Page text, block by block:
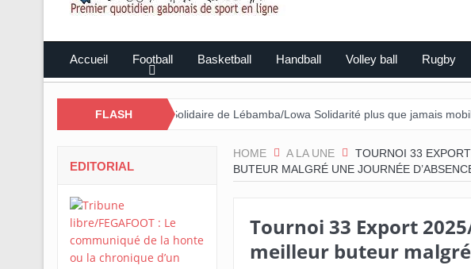
Accueil Football Basketball Handball Volley ball Rugby
FLASH
Cross Solidaire de Lébamba/Lowa Solidarité plus que jamais mobilisateur !
HOME A LA UNE
TOURNOI 33
BUTEUR MALGRÉ UNE JOURNÉE
Tournoi 33 Export
meilleur buteur
EDITORIAL